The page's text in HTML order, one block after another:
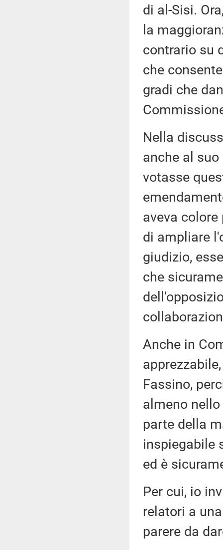
di al-Sisi.
la
contrario su
che
gradi che
Nella
anche al
votasse
aveva
di ampliare
giudizio,
che
Anche in
Fassino,
almeno
parte della
inspiegabile
ed è
Per cui, io
relatori a
parere da